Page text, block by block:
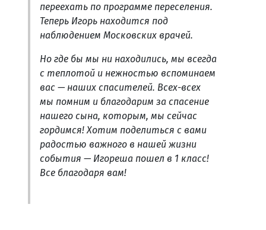
переехать по программе переселения.
Теперь Игорь находится под
наблюдением Московских врачей.
Но где бы мы ни находились, мы всегда
с теплотой и нежностью вспоминаем
вас — наших спасителей. Всех-всех
мы помним и благодарим за спасение
нашего сына, которым, мы сейчас
гордимся! Хотим поделиться с вами
радостью важного в нашей жизни
события — Игореша пошел в 1 класс!
Все благодаря вам!